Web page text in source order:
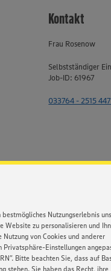
Nutzungserlebnis
Website zu personalisieren und
von Cookies und anderer
Einstellungen
Bitte beachten Sie, dass auf
stehen. Sie haben das Recht, ihre
Kontakt
Frau Rosenow
Selbstständiger
Job-ID: 61967
033764 - 2515